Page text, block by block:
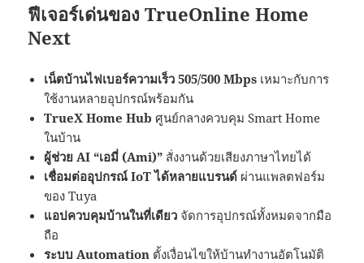
ฟีเจอร์เด่นของ TrueOnline Home
Next
เน็ตบ้านไฟเบอร์ความเร็ว 505/500 Mbps เหมาะกับการ
ใช้งานหลายอุปกรณ์พร้อมกัน
TrueX Home Hub ศูนย์กลางควบคุม Smart Home
ในบ้าน
ผู้ช่วย AI “เอมี่ (Ami)” สั่งงานด้วยเสียงภาษาไทยได้
เชื่อมต่ออุปกรณ์ IoT ได้หลายแบรนด์ ผ่านแพลตฟอร์ม
ของ Tuya
แอปควบคุมบ้านในที่เดียว จัดการอุปกรณ์ทั้งหมดจากมือ
ถือ
ระบบ Automation ตั้งเงื่อนไขให้บ้านทำงานอัตโนมัติ